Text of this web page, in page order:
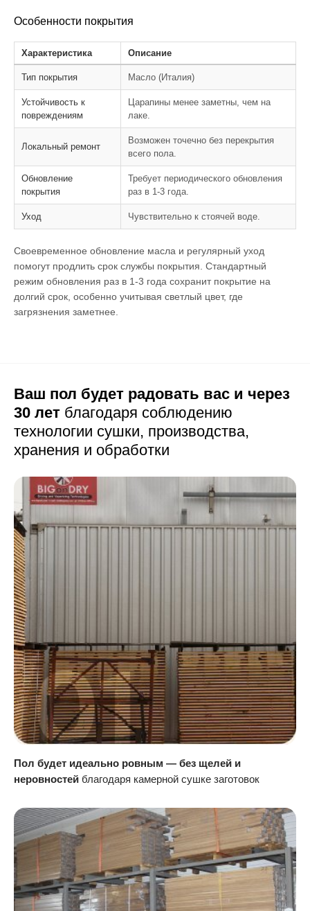
Особенности покрытия
Характеристика Описание
Тип покрытия Масло (Италия)
Устойчивость к
повреждениям
Царапины менее заметны, чем на
лаке.
Локальный ремонт
Возможен точечно без перекрытия
всего пола.
Обновление
покрытия
Требует периодического обновления
раз в 1-3 года.
Уход Чувствительно к стоячей воде.
Своевременное обновление масла и регулярный уход
помогут продлить срок службы покрытия. Стандартный
режим обновления раз в 1-3 года сохранит покрытие на
долгий срок, особенно учитывая светлый цвет, где
загрязнения заметнее.
Ваш пол будет радовать вас и через
30 лет благодаря соблюдению
технологии сушки, производства,
хранения и обработки
Пол будет идеально ровным — без щелей и
неровностей благодаря камерной сушке заготовок